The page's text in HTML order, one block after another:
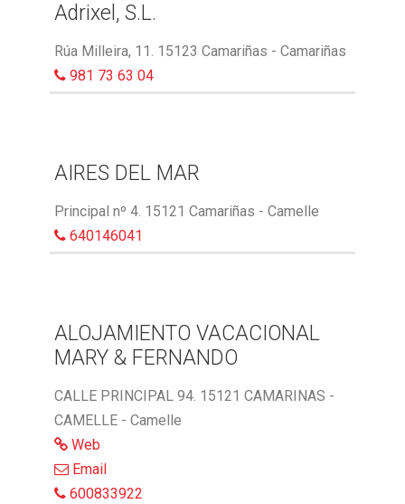
Adrixel, S.L.
Rúa Milleira, 11. 15123 Camariñas - Camariñas
981 73 63 04
AIRES DEL MAR
Principal nº 4. 15121 Camariñas - Camelle
640146041
ALOJAMIENTO VACACIONAL
MARY & FERNANDO
CALLE PRINCIPAL 94. 15121 CAMARINAS -
CAMELLE - Camelle
Web
Email
600833922